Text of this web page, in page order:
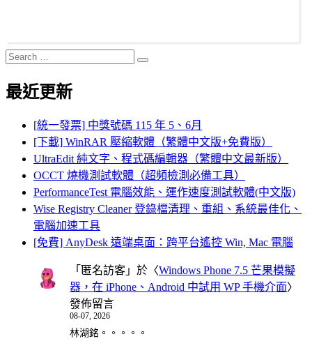
Search
for:
Search
最近更新
[統一發票] 中獎號碼 115 年 5、6月
[下載] WinRAR 壓縮軟體（繁體中文版+免費版）
UltraEdit 純文字、程式碼編輯器（繁體中文最新版）
OCCT 燒機測試軟體（超頻檢測必備工具）
PerformanceTest 電腦效能、運作速度測試軟體(中文版)
Wise Registry Cleaner 登錄檔清理、重組、系統最佳化、
電腦加速工具
[免費] AnyDesk 遠端桌面：跨平台遙控 Win, Mac 電腦
「 匿名訪客 」於〈Windows Phone 7.5 芒果模擬
器，在 iPhone、Android 中試用 WP 手機介面〉
發佈留言
08-07, 2026
林湖銘。。。。。